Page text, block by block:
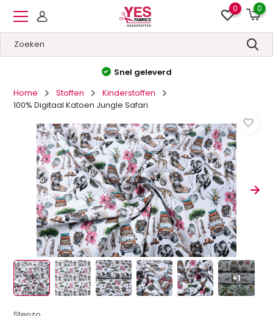
0 0
Hoge kwaliteit&Lage prijzen
Home
Stoffen
Kinderstoffen
100% Digitaal Katoen Jungle Safari
+1